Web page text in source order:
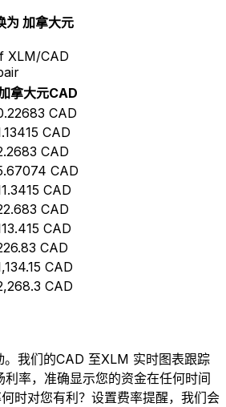
加拿大元
XLM/CAD
拿大元CAD
CAD
CAD
CAD
CAD
CAD
CAD
CAD
CAD
CAD
CAD
。我们的CAD 至XLM 实时图表跟踪
利率，准确显示您的资金在任何时间
时对您有利？设置费率提醒，我们会